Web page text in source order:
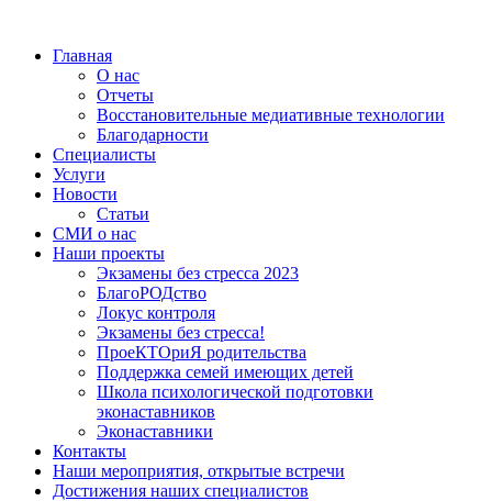
Главная
О нас
Отчеты
Восстановительные медиативные технологии
Благодарности
Специалисты
Услуги
Новости
Статьи
СМИ о нас
Наши проекты
Экзамены без стресса 2023
БлагоРОДство
Локус контроля
Экзамены без стресса!
ПроеКТОриЯ родительства
Поддержка семей имеющих детей
Школа психологической подготовки
эконаставников
Эконаставники
Контакты
Наши мероприятия, открытые встречи
Достижения наших специалистов